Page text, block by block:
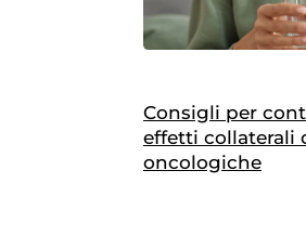
Consigli per
effetti collaterali
oncologiche